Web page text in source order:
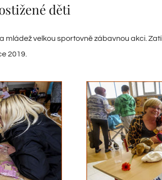
děti
velkou sportovně zábavnou akci.
2019.